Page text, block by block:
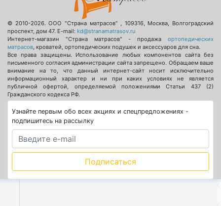
© 2010-2026.ООО "Страна матрасов" , 109316, Москва, Волгоградский
проспект, дом 47. E-mail: kd@stranamatrasov.ru
Интернет-магазин "Страна матрасов" - продажа ортопедических
матрасов, кроватей, ортопедических подушек и аксессуаров для сна.
Все права защищены. Использование любых компонентов сайта без
письменного согласия администрации сайта запрещено. Обращаем ваше
внимание на то, что данный интернет-сайт носит исключительно
информационный характер и ни при каких условиях не является
публичной офертой, определяемой положениями Статьи 437 (2)
Гражданского кодекса РФ.
Узнайте первым обо всех акциях и спецпредложениях -
подпишитесь на рассылку